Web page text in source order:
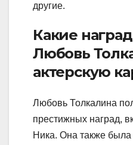
другие.
Какие
Любовь
актерскую
Любовь Толкалина
престижных наград,
Ника. Она также